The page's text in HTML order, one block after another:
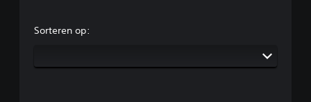
Sorteren op: